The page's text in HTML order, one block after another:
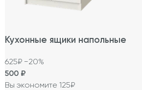
Кухонные ящики напольные
625₽ −20%
500 ₽
Вы экономите 125₽